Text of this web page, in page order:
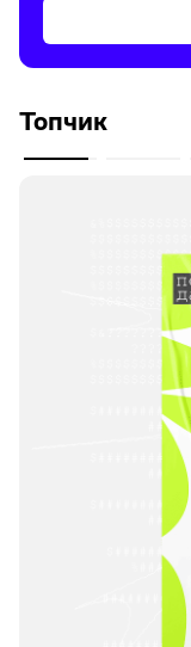
Топчик